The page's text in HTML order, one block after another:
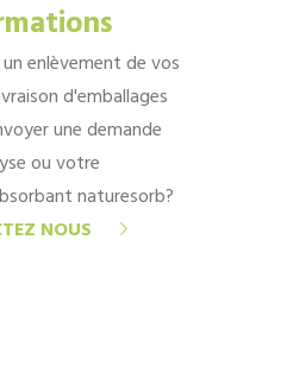
enlèvement de vos
d'emballages
une demande
ou votre
naturesorb?
NOUS